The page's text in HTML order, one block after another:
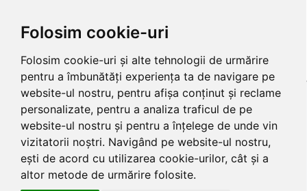
Folosim cookie-uri
Folosim cookie-uri și alte tehnologii de urmărire
pentru a îmbunătăți experiența ta de navigare pe
website-ul nostru, pentru afișa conținut și reclame
personalizate, pentru a analiza traficul de pe
website-ul nostru și pentru a înțelege de unde vin
vizitatorii noștri. Navigând pe website-ul nostru,
ești de acord cu utilizarea cookie-urilor, cât și a
altor metode de urmărire folosite.